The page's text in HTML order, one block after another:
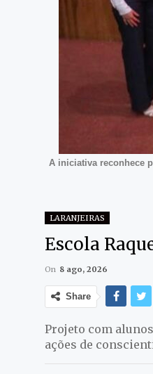
A iniciativa reconhece
LARANJEIRAS
Escola
On 8 ago, 2026
Share
Projeto com
ações de